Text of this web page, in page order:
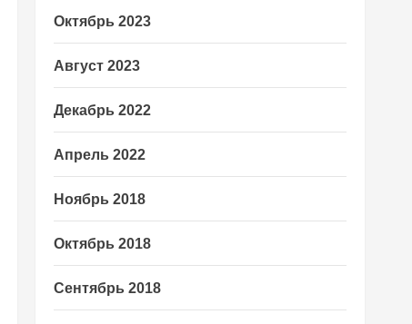
Октябрь 2023
Август 2023
Декабрь 2022
Апрель 2022
Ноябрь 2018
Октябрь 2018
Сентябрь 2018